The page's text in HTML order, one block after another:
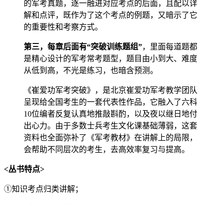
的军考真题，逐一融进对应考点的后面，且配以详
解和点评，既作为了这个考点的例题，又暗示了它
的重要性和考察方式。
第三，每章后面有“突破训练题组”，里面每道题都
是精心设计的军考常考题型，题目由小到大、难度
从低到高，不光是练习，也暗含预测。
《崔爱功军考突破》，是北京崔爱功军考教学团队
呈现给全国考生的一套代表性作品，它融入了六科
10位编者反复认真地推敲斟酌，以及夜以继日地付
出心力。由于多数士兵考生文化课基础薄弱，这套
资料也全面弥补了《军考教材》在讲解上的局限，
会帮助不同层次的考生，去高效率复习与提高。
<丛书特点>
①知识考点归类讲解；